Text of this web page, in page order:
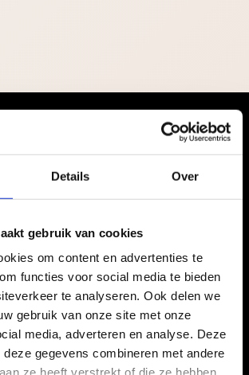
Details Over
gebruik van cookies
om content en advertenties te
functies voor social media te bieden
te analyseren. Ook delen we
gebruik van onze site met onze
media, adverteren en analyse. Deze
deze gegevens combineren met andere
ze heeft verstrekt of die ze hebben